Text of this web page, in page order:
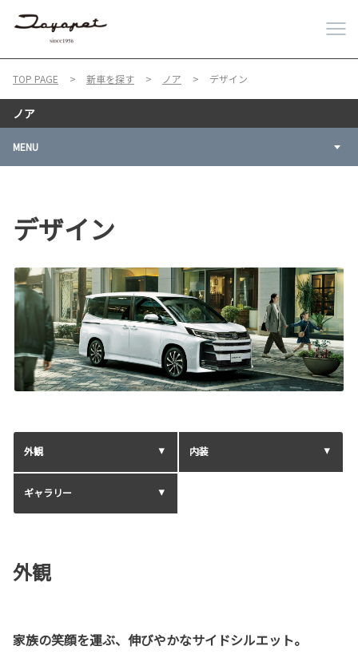
TOP PAGE 新車を探す ノア デザイン
ノア
MENU
デザイン
外観 内装
ギャラリー
外観
家族の笑顔を運ぶ、伸びやかなサイドシルエット。